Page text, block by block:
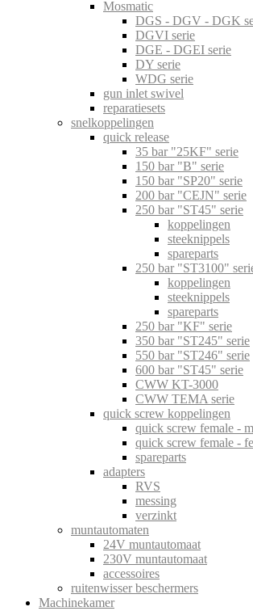
Mosmatic
DGS - DGV - DGK
DGVI serie
DGE - DGEI serie
DY serie
WDG serie
gun inlet swivel
reparatiesets
snelkoppelingen
quick release
35 bar "25KF" serie
150 bar "B" serie
150 bar "SP20" serie
200 bar "CEJN" serie
250 bar "ST45" serie
koppelingen
steeknippels
spareparts
250 bar "ST3100"
koppelingen
steeknippels
spareparts
250 bar "KF" serie
350 bar "ST245" serie
550 bar "ST246" serie
600 bar "ST45" serie
CWW KT-3000
CWW TEMA serie
quick screw koppelingen
quick screw female -
quick screw female -
spareparts
adapters
RVS
messing
verzinkt
muntautomaten
24V muntautomaat
230V muntautomaat
accessoires
ruitenwisser beschermers
Machinekamer